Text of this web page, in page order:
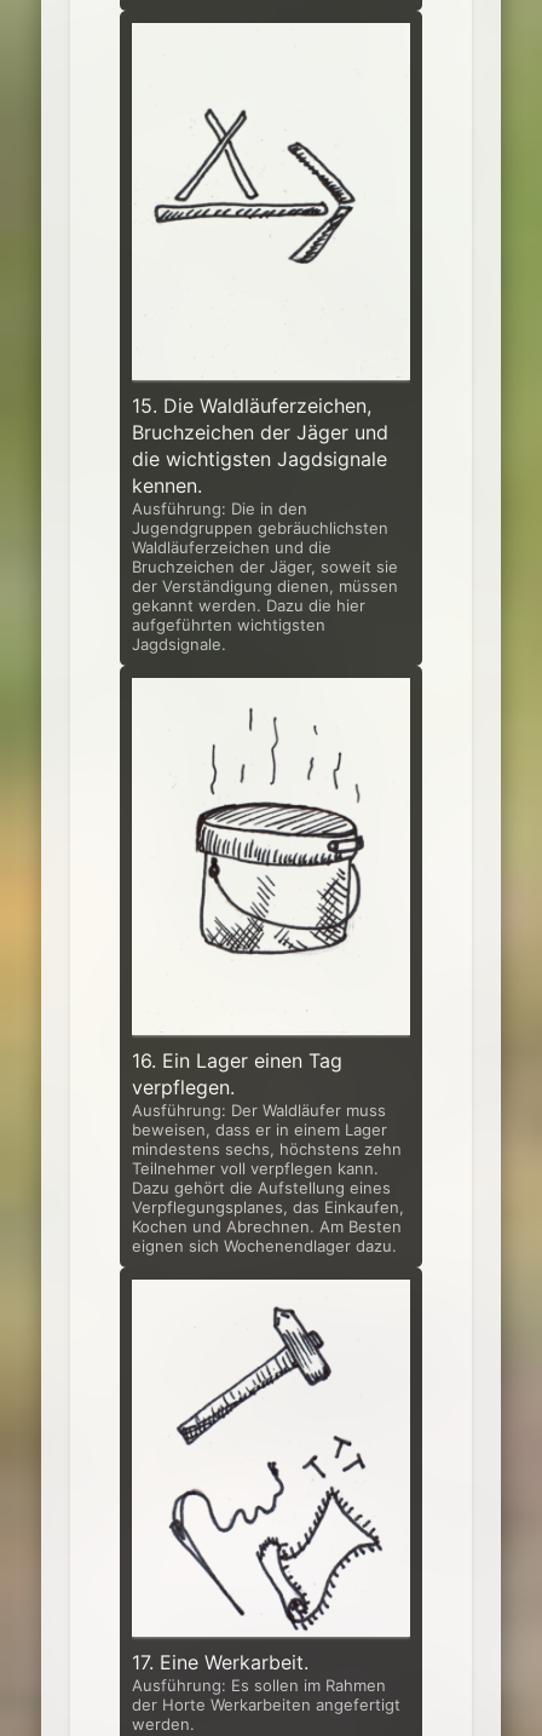
15. Die Waldläuferzeichen,
Bruchzeichen der Jäger und
die wichtigsten Jagdsig­nale
kennen.
Ausführung: Die in den
Jugendgruppen gebräuchlichsten
Waldläuferzeichen und die
Bruchzeichen der Jäger, soweit sie
der Verständigung dienen, müssen
gekannt werden. Dazu die hier
aufgeführten wichtigsten
Jagdsignale.
16. Ein Lager einen Tag
verpflegen.
Ausführung: Der Waldläufer muss
beweisen, dass er in einem Lager
mindes­tens sechs, höchstens zehn
Teilnehmer voll verpflegen kann.
Dazu gehört die Aufstellung eines
Verpflegungsplanes, das Einkaufen,
Kochen und Abrech­nen. Am Besten
eignen sich Wochenendlager dazu.
17. Eine Werkarbeit.
Ausführung: Es sollen im Rahmen
der Horte Werkarbeiten angefertigt
werden.